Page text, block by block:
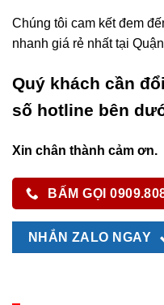
Chúng tôi cam kết đem
nhanh giá rẻ nhất tại
Quý khách cần
số hotline bên
Xin chân thành cảm ơn.
BẤM GỌI
NHẮN ZALO NGAY